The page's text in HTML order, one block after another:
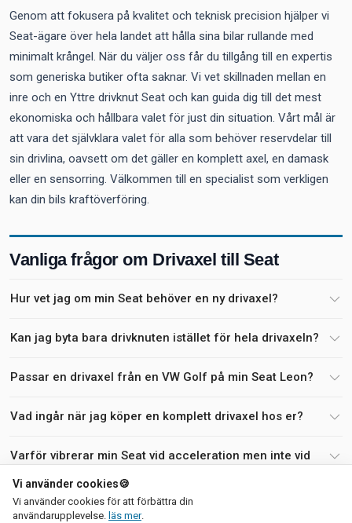
Genom att fokusera på kvalitet och teknisk precision hjälper vi
Seat-ägare över hela landet att hålla sina bilar rullande med
minimalt krångel. När du väljer oss får du tillgång till en expertis
som generiska butiker ofta saknar. Vi vet skillnaden mellan en
inre och en Yttre drivknut Seat och kan guida dig till det mest
ekonomiska och hållbara valet för just din situation. Vårt mål är
att vara det självklara valet för alla som behöver reservdelar till
sin drivlina, oavsett om det gäller en komplett axel, en damask
eller en sensorring. Välkommen till en specialist som verkligen
kan din bils kraftöverföring.
Vanliga frågor om Drivaxel till Seat
Hur vet jag om min Seat behöver en ny drivaxel?
Kan jag byta bara drivknuten istället för hela drivaxeln?
Passar en drivaxel från en VW Golf på min Seat Leon?
Vad ingår när jag köper en komplett drivaxel hos er?
Varför vibrerar min Seat vid acceleration men inte vid
Hur snabbt kan jag få min nya drivaxel levererad?
Vi använder cookies🍪
Vi använder cookies för att förbättra din
användarupplevelse. läs merom vår integritetspolicy
.